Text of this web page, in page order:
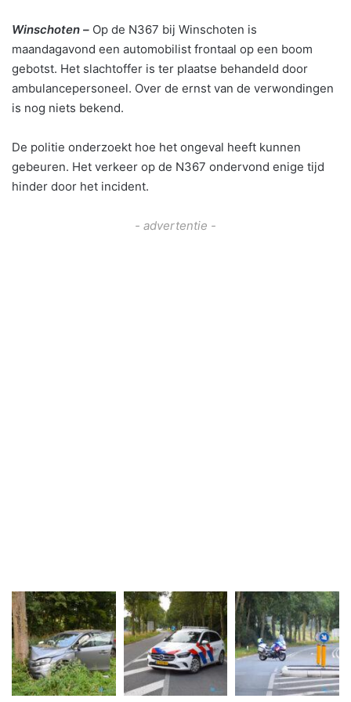
Winschoten – Op de N367 bij Winschoten is
maandagavond een automobilist frontaal op een boom
gebotst. Het slachtoffer is ter plaatse behandeld door
ambulancepersoneel. Over de ernst van de verwondingen
is nog niets bekend.
De politie onderzoekt hoe het ongeval heeft kunnen
gebeuren. Het verkeer op de N367 ondervond enige tijd
hinder door het incident.
- advertentie -